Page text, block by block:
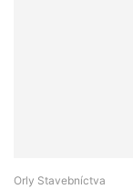
Orly Stavebníctva